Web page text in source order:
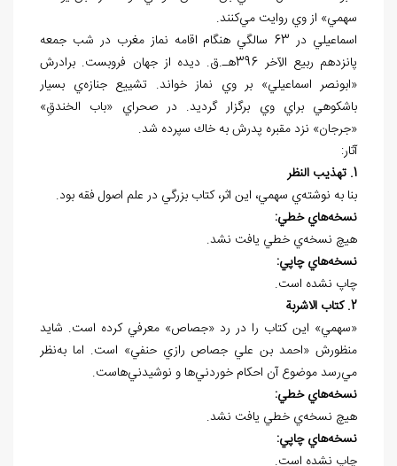
سهمي» از وي روايت ميكنند.
اسماعيلي در 63 سالگي هنگام اقامه نماز مغرب در شب جمعه
پانزدهم ربيع الآخر 396هـ.ق. ديده از جهان فروبست. برادرش
«ابونصر اسماعيلي» بر وي نماز خواند. تشييع جنازهي بسيار
باشكوهي براي وي برگزار گرديد. در صحراي «باب الخندقِ»
«جرجان» نزد مقبره پدرش به خاك سپرده شد.
آثار:
1. تهذيب النظر
بنا به نوشتهي سهمي، اين اثر، كتاب بزرگي در علم اصول فقه بود.
نسخههاي خطي:
هيچ نسخهي خطي يافت نشد.
نسخههاي چاپي:
چاپ نشده است.
2. كتاب الاشربة
«سهمي» اين كتاب را در رد «جصاص» معرفي كرده است. شايد
منظورش «احمد بن علي جصاص رازي حنفي» است. اما به‌نظر
ميرسد موضوع آن احكام خوردنيها و نوشيدنيهاست.
نسخههاي خطي:
هيچ نسخهي خطي يافت نشد.
نسخههاي چاپي: